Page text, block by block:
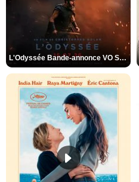
L'Odyssée Bande-annonce VO STFR